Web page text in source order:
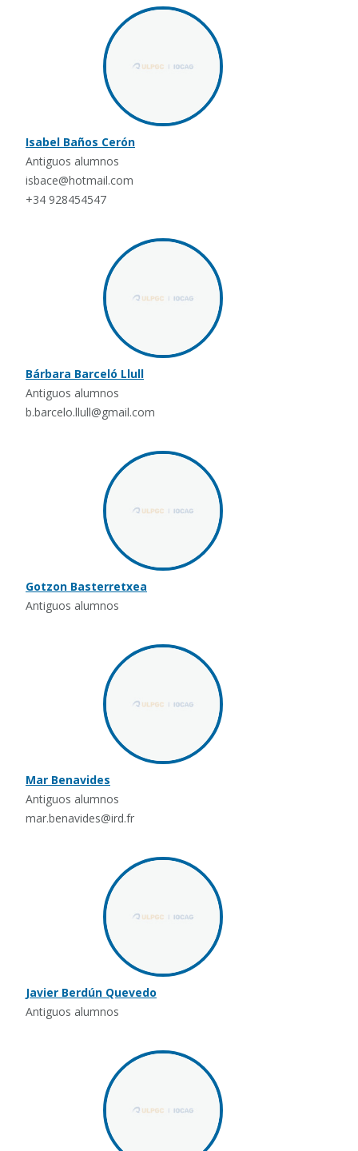
Isabel Baños Cerón
Antiguos alumnos
isbace@hotmail.com
+34 928454547
Bárbara Barceló Llull
Antiguos alumnos
b.barcelo.llull@gmail.com
Gotzon Basterretxea
Antiguos alumnos
Mar Benavides
Antiguos alumnos
mar.benavides@ird.fr
Javier Berdún Quevedo
Antiguos alumnos